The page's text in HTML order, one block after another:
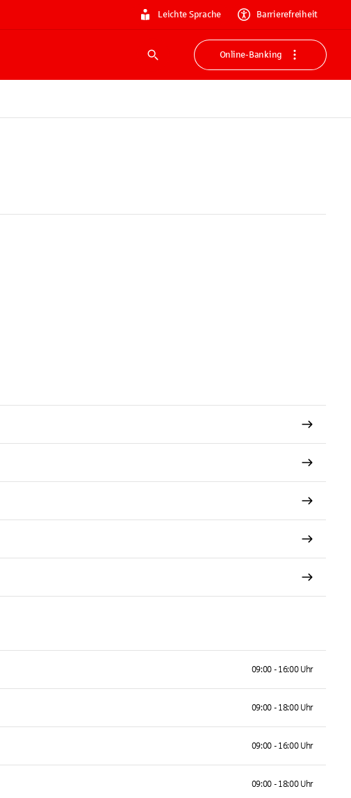
Leichte Sprache Barrierefreiheit
Suche
Online-Banking
09:00 - 16:00 Uhr
09:00 - 18:00 Uhr
09:00 - 16:00 Uhr
09:00 - 18:00 Uhr